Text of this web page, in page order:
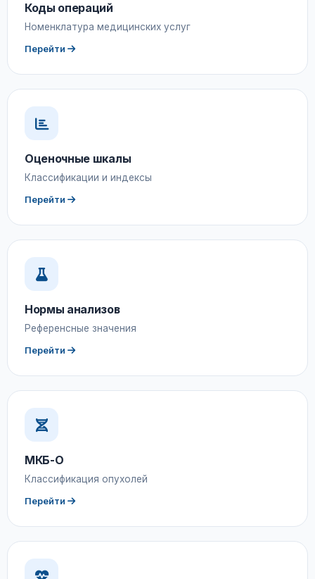
Коды операций
Номенклатура медицинских услуг
Перейти
Оценочные шкалы
Классификации и индексы
Перейти
Нормы анализов
Референсные значения
Перейти
МКБ-О
Классификация опухолей
Перейти